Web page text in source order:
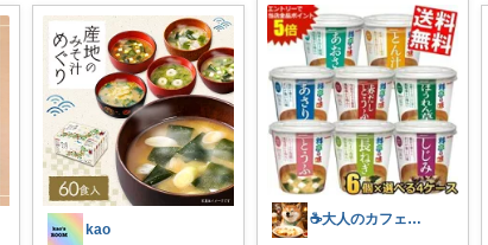
kao
☕大人のカフェ＆おつまみROOM